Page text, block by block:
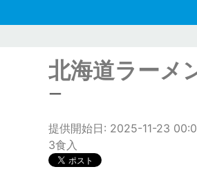
北海道ラーメ
ー
提供開始日: 2025-11-23
3食入